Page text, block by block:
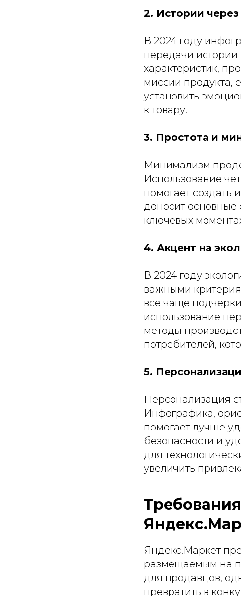
2. Истории
В 2024 году
передачи истории
характеристик,
миссии продукта,
установить
к товару.
3. Простота и
Минимализм
Использование
помогает создать
доносит основные
ключевых
4. Акцент на
В 2024 году
важными
все чаще
использование
методы
потребителей,
5.
Персонализация
Инфографика,
помогает лучше
безопасности и
для
увеличить
Яндекс.Маркет
размещаемым на
для продавцов,
превратить в